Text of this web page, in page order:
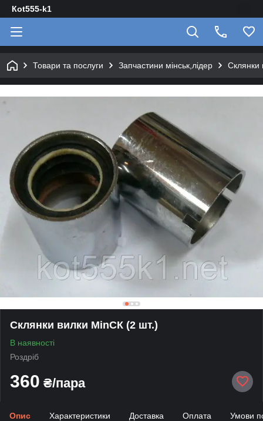
Кot555-k1
Товари та послуги Запчастини мінськ,лідер Склянки
Склянки вилки MinСК (2 шт.)
В наявності
Роздріб
360 ₴/пара
Опис Характеристики Доставка Оплата Умови